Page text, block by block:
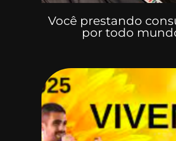
Você prestando
por todo